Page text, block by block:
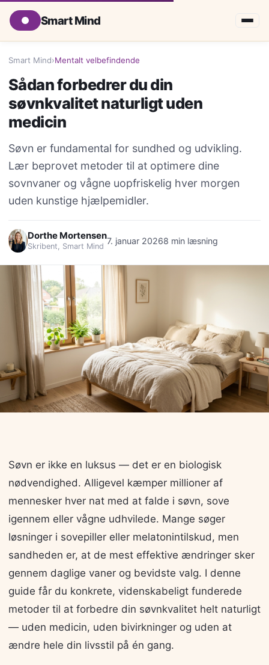
Smart Mind
Smart Mind›Mentalt velbefindende
Sådan forbedrer du din
søvnkvalitet naturligt uden
medicin
Søvn er fundamental for sundhed og udvikling.
Lær beprovet metoder til at optimere dine
sovnvaner og vågne uopfriskelig hver morgen
uden kunstige hjælpemidler.
Dorthe Mortensen
Skribent, Smart Mind
7. januar 20268 min læsning
Søvn er ikke en luksus — det er en biologisk
nødvendighed. Alligevel kæmper millioner af
mennesker hver nat med at falde i søvn, sove
igennem eller vågne udhvilede. Mange søger
løsninger i sovepiller eller melatonintilskud, men
sandheden er, at de mest effektive ændringer sker
gennem daglige vaner og bevidste valg. I denne
guide får du konkrete, videnskabeligt funderede
metoder til at forbedre din søvnkvalitet helt naturligt
— uden medicin, uden bivirkninger og uden at
ændre hele din livsstil på én gang.